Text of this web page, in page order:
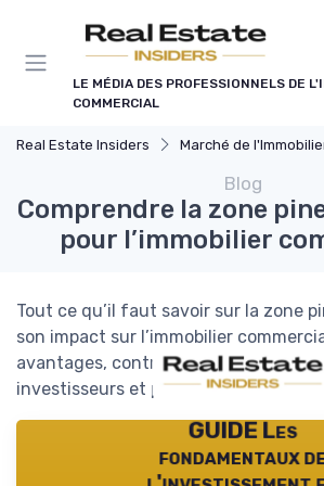
LE MÉDIA DES PROFESSIONNELS DE
COMMERCIAL
Real Estate Insiders Marché de l'Immobilier
Blog
Comprendre la zone
pour l’immobilier
Tout ce qu’il faut savoir sur la zone
son impact sur l’immobilier
avantages, contraintes et
investisseurs et professionnels.
GUIDE Les
fondamentaux